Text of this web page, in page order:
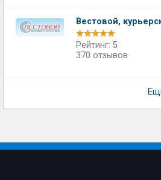
Вестовой,
Рейтинг: 5
370 отзывов